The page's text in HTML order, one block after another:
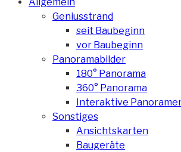
Allgemein
Geniusstrand
seit Baubeginn
vor Baubeginn
Panoramabilder
180° Panorama
360° Panorama
Interaktive
Sonstiges
Ansichtskarten
Baugeräte